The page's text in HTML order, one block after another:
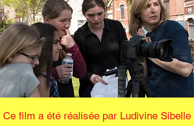
​​Ce film a été réalisée par Ludivine Sibelle